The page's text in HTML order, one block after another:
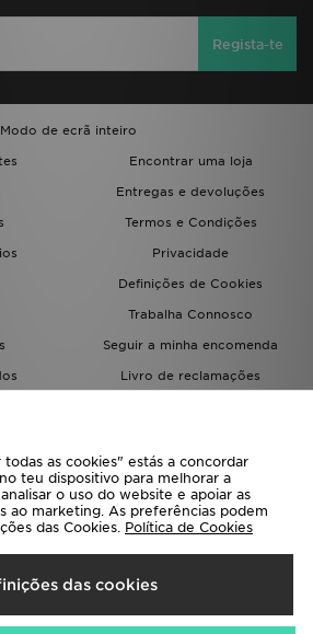
Regista-te
Modo de ecrã inteiro
Encontrar uma loja
Entregas e devoluções
Termos e Condições
Privacidade
Definições de Cookies
Trabalha Connosco
Seguir a minha encomenda
Livro de reclamações
Seleciona O País
as cookies" estás a concordar
teu dispositivo para melhorar a
o uso do website e apoiar as
ao marketing. As preferências podem
das Cookies. Política de Cookies
das cookies